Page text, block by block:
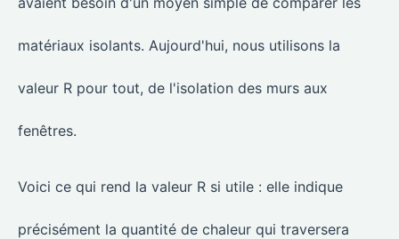
matériaux isolants. Aujourd'hui, nous utilisons la
valeur R pour tout, de l'isolation des murs aux
fenêtres.
Voici ce qui rend la valeur R si utile : elle indique
précisément la quantité de chaleur qui traversera